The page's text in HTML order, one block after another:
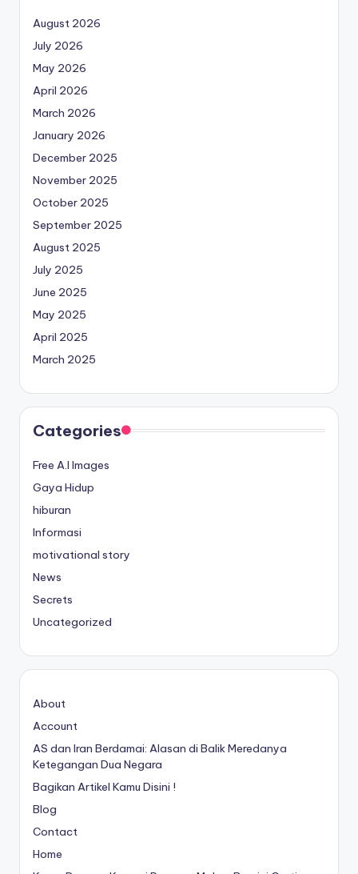
August 2026
July 2026
May 2026
April 2026
March 2026
January 2026
December 2025
November 2025
October 2025
September 2025
August 2025
July 2025
June 2025
May 2025
April 2025
March 2025
Categories
Free A.I Images
Gaya Hidup
hiburan
Informasi
motivational story
News
Secrets
Uncategorized
About
Account
AS dan Iran Berdamai: Alasan di Balik Meredanya
Ketegangan Dua Negara
Bagikan Artikel Kamu Disini !
Blog
Contact
Home